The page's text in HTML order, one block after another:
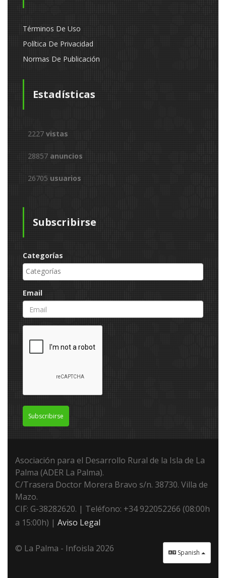
Términos De Uso
Política De Privacidad
Normas De Publicación
Estadísticas
2227 vistas
28857 anuncios
26705 usuarios
Subscribirse
Categorías
Email
Subscribirse
Asociación para el Desarrollo Rural de la Isla de La
Palma (ADER La Palma).
C/Trasera Doctor Morera Bravo s/n. 38730. Villa de
Mazo.
CIF: G-38282620. | Teléfono: +34 922052266 (08:00h
a 15:00h) | Aviso Legal
Spanish
© La Palma - Infoisla 2026